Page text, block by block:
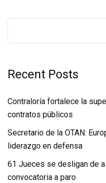
Recent Posts
Contraloría fortalece la
contratos públicos
Secretario de la OTAN:
liderazgo en defensa
61 Jueces se desligan de
convocatoria a paro